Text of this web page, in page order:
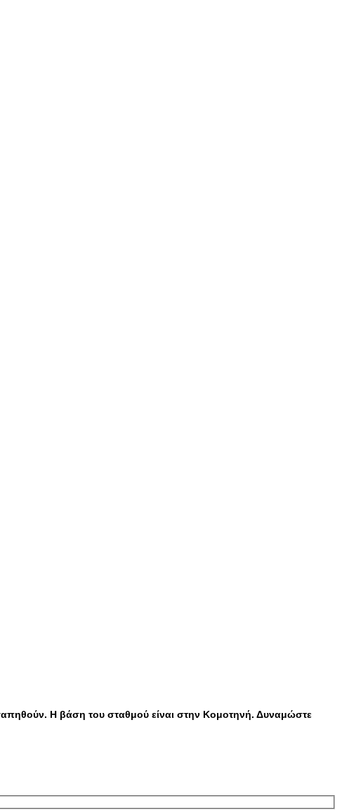
Η βάση του σταθμού είναι στην Κομοτηνή. Δυναμώστε